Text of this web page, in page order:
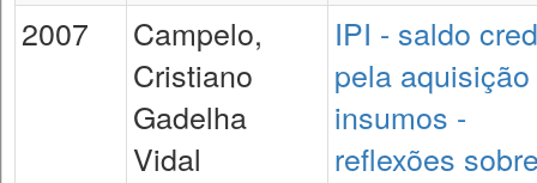
2007
Campelo,
Cristiano
Gadelha
Vidal
IPI - saldo
pela
insumos -
reflexões